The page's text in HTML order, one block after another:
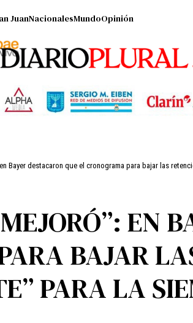
JuanNacionalesMundoOpinión
Bayer destacaron que el cronograma para bajar las
EN
BAJAR
PARA LA